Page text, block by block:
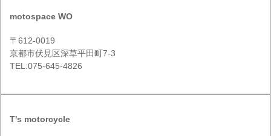
motospace WO
〒612-0019
京都市伏見区深草平田町7-3
TEL:075-645-4826
T's motorcycle